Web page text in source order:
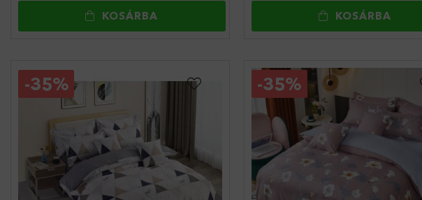
KOSÁRBA KOSÁRBA
-35% -35%